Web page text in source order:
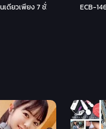
ดียวเพียง 7 ชั่วโมง ... ฉันมีเซ็กส์ 9
ECB-